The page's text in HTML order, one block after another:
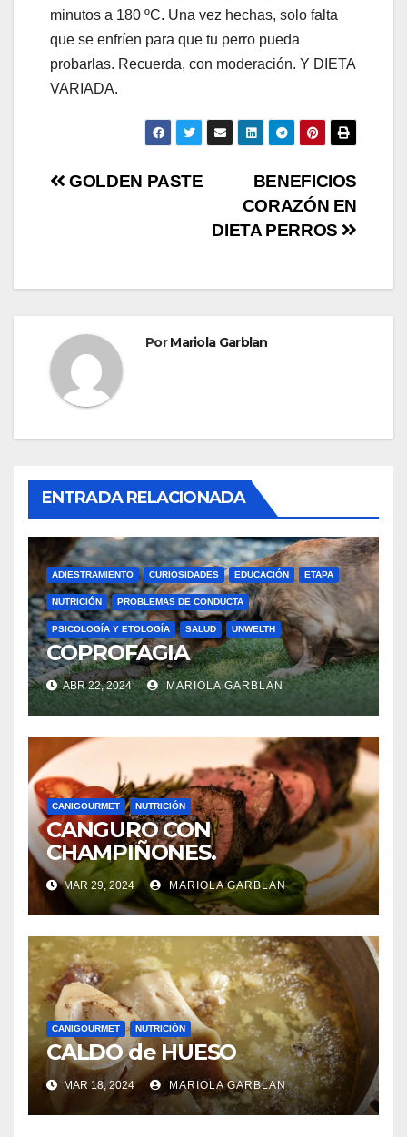
minutos a 180 ºC. Una vez hechas, solo falta
que se enfríen para que tu perro pueda
probarlas. Recuerda, con moderación. Y DIETA
VARIADA.
Navegación
BENEFICIOS
CORAZÓN EN
DIETA PERROS
GOLDEN PASTE
PorMariola Garblan
ENTRADA RELACIONADA
ADIESTRAMIENTO CURIOSIDADES EDUCACIÓN ETAPA
NUTRICIÓN PROBLEMAS DE CONDUCTA
PSICOLOGÍA Y ETOLOGÍA SALUD UNWELTH
COPROFAGIA
ABR 22, 2024 MARIOLA GARBLAN
CANIGOURMET NUTRICIÓN
CANGURO CON
CHAMPIÑONES.
MAR 29, 2024 MARIOLA GARBLAN
CANIGOURMET NUTRICIÓN
CALDO de HUESO
MAR 18, 2024 MARIOLA GARBLAN